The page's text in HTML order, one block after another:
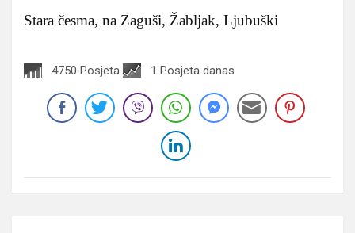
Stara česma, na Zaguši, Žabljak, Ljubuški
4750 Posjeta 1 Posjeta danas